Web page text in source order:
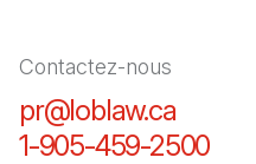
Contactez-nous
pr@loblaw.ca
1-905-459-2500